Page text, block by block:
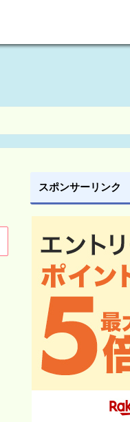
スポンサーリンク